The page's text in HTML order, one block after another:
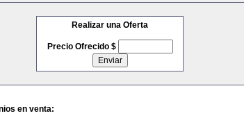
Realizar una Oferta
Precio Ofrecido $
en venta: